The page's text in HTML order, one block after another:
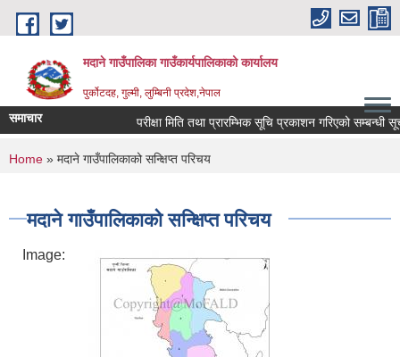
Skip to main content
मदाने गाउँपालिका गाउँकार्यपालिकाको कार्यालय
पुर्कोटदह, गुल्मी, लुम्बिनी प्रदेश,नेपाल
समाचार परीक्षा मिति तथा प्रारम्भिक सूचि प्रकाशन गरिएको सम्बन्धी सूचना
You are here
Home » मदाने गाउँपालिकाको सन्क्षिप्त परिचय
मदाने गाउँपालिकाको सन्क्षिप्त परिचय
Image: